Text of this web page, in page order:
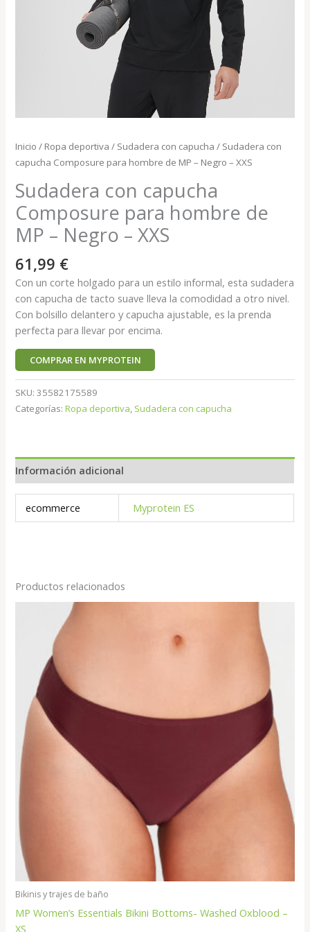
Inicio / Ropa deportiva / Sudadera con capucha / Sudadera con
capucha Composure para hombre de MP – Negro – XXS
Sudadera con capucha
Composure para hombre de
MP – Negro – XXS
61,99 €
Con un corte holgado para un estilo informal, esta sudadera
con capucha de tacto suave lleva la comodidad a otro nivel.
Con bolsillo delantero y capucha ajustable, es la prenda
perfecta para llevar por encima.
COMPRAR EN MYPROTEIN
SKU:35582175589
Categorías:Ropa deportiva, Sudadera con capucha
Información adicional
ecommerce Myprotein ES
Productos relacionados
Bikinis y trajes de baño
MP Women’s Essentials Bikini Bottoms- Washed Oxblood –
XS